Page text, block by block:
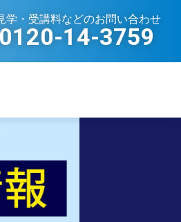
学・受講料などのお問い合わせ
14-3759